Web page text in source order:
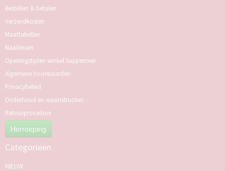
Bestellen & betalen
Verzendkosten
Maattabellen
Naailessen
Openingstijden winkel Sappemeer
Algemene Voorwaarden
Privacybeleid
Onderhoud en wasinstructies
Retourprocedure
Herroeping
Categorieën
NIEUW